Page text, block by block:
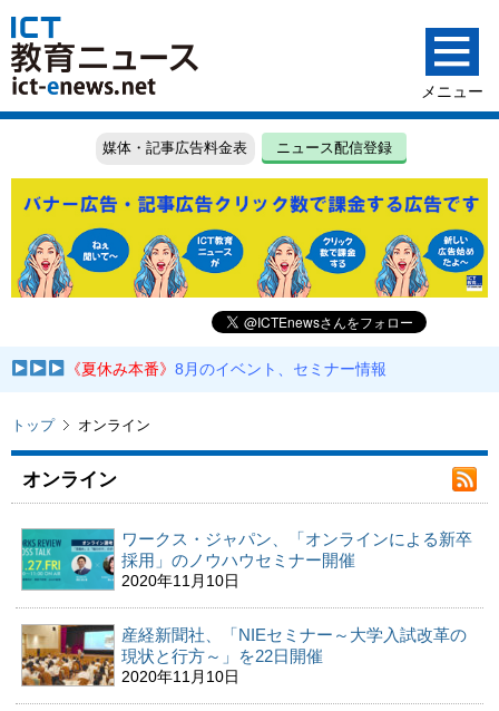
媒体・記事広告料金表 ニュース配信登録
《夏休み本番》8月のイベント、セミナー情報
トップ オンライン
オンライン
ワークス・ジャパン、「オンラインによる新卒
採用」のノウハウセミナー開催
2020年11月10日
産経新聞社、「NIEセミナー～大学入試改革の
現状と行方～」を22日開催
2020年11月10日